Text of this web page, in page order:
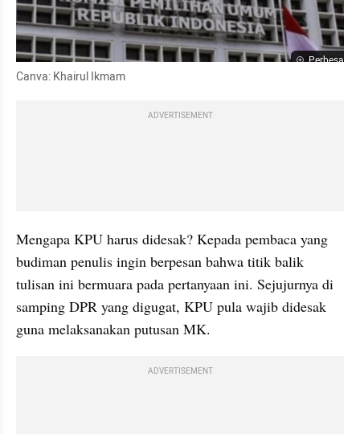
Perbesar
Canva: Khairul Ikmam
ADVERTISEMENT
Mengapa KPU harus didesak? Kepada pembaca yang
budiman penulis ingin berpesan bahwa titik balik
tulisan ini bermuara pada pertanyaan ini. Sejujurnya di
samping DPR yang digugat, KPU pula wajib didesak
guna melaksanakan putusan MK.
ADVERTISEMENT